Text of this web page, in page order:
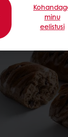
minu
eelistusi